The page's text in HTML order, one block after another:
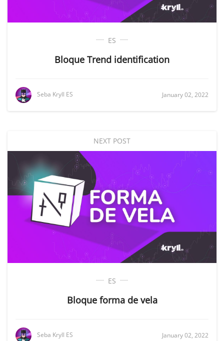
ES
Bloque Trend identification
Seba Kryll ES January 02, 2022
NEXT POST
ES
Bloque forma de vela
Seba Kryll ES January 02, 2022